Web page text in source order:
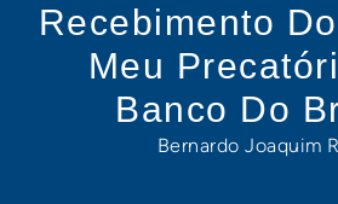
Recebimento
Meu
Banco Do
Bernardo Joaquim